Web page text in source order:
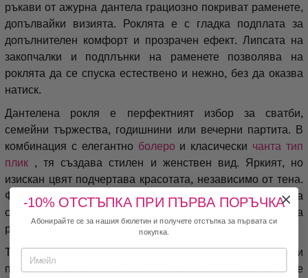
ръкави от ажурна дантела грациозно покриват раменете,
допълвайки визията. Роклята е с гладка подплата за
допълнителен комфорт и прозрачен ефект. Липсата на
закопчалки и подплънки на раменете позволява на
роклята да се спуска естествено и нежно, без да оказва
натиск.
Дантелена рокля е перфектният избор за сватби,
семейни тържества, годишнини или вечерни партита. В
комбинация с елегантно болеро и класически чанта тип
плик , тя създава стилен и женствен вид. Яркият, но
изискан цвят подчертава красотата, независимо от тена.
Финият блясък и ажурният модел се комбинират, за да
създадат изключително лек ефект, придавайки на
роклята уникален характер.
Това е рокля, която не само изглежда страхотно, но и
повдига настроението ви – обличате я, чувствате се
-10% ОТСТЪПКА ПРИ ПЪРВА ПОРЪЧКА
Абонирайте се за нашия бюлетин и получете отстъпка за първата си
покупка.